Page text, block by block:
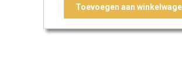
Toevoegen aan